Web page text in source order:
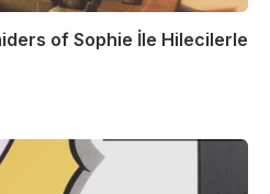
of Sophie İle Hilecilerle